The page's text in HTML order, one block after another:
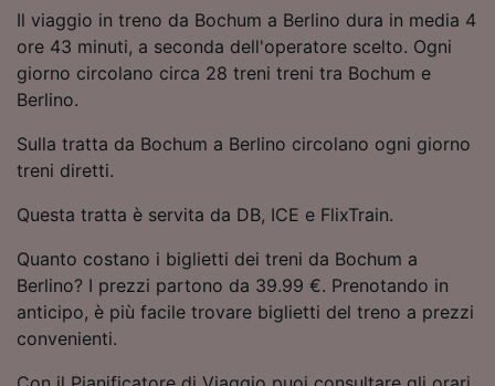
Il viaggio in treno da Bochum a Berlino dura in media 4
ore 43 minuti, a seconda dell'operatore scelto. Ogni
giorno circolano circa 28 treni treni tra Bochum e
Berlino.
Sulla tratta da Bochum a Berlino circolano ogni giorno
treni diretti.
Questa tratta è servita da DB, ICE e FlixTrain.
Quanto costano i biglietti dei treni da Bochum a
Berlino? I prezzi partono da 39.99 €. Prenotando in
anticipo, è più facile trovare biglietti del treno a prezzi
convenienti.
Utilizzare dati di geolocalizzazione precisi.
Scansione attiva delle caratteristiche del
dispositivo ai fini dell’identificazione.
Archiviare informazioni su dispositivo e/o
accedervi. Pubblicità e contenuti
dei contenuti e degli annunci, ricerche sul
pubblico, sviluppo di servizi.
Elenco dei partner (fornitori)